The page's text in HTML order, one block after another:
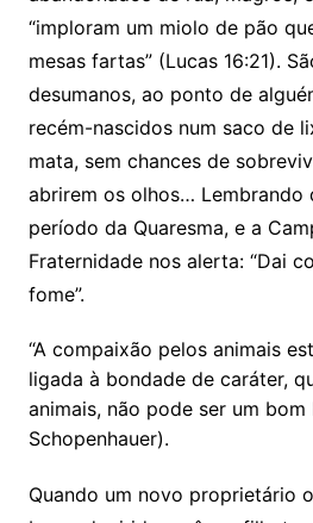
“imploram um miolo de pão
mesas fartas” (Lucas 16:21).
desumanos, ao ponto de
recém-nascidos num saco de
mata, sem chances de
abrirem os olhos… Lembrando
período da Quaresma, e a
Fraternidade nos alerta: “Dai
fome”.
“A compaixão pelos animais
ligada à bondade de caráter,
animais, não pode ser um bom
Schopenhauer).
Quando um novo proprietário